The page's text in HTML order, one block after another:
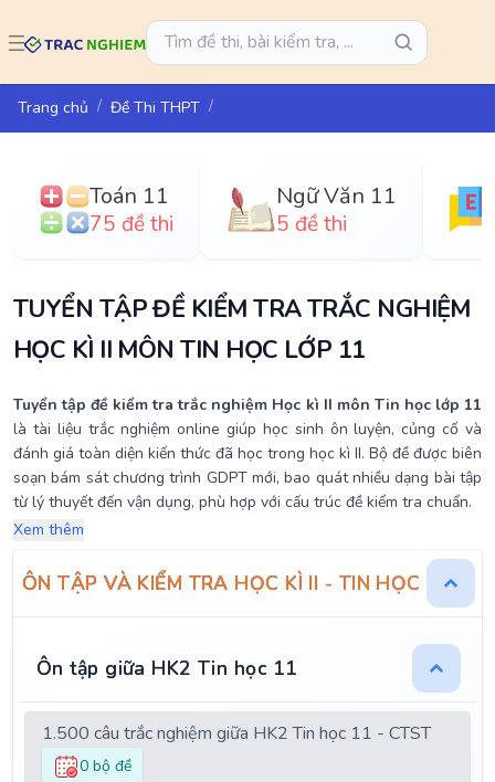
Trang chủ Đề Thi THPT
Toán 11
75 đề thi
Ngữ Văn 11
5 đề thi
TUYỂN TẬP ĐỀ KIỂM TRA TRẮC NGHIỆM
HỌC KÌ II MÔN TIN HỌC LỚP 11
Tuyển tập đề kiểm tra trắc nghiệm Học kì II môn Tin học lớp 11
là tài liệu trắc nghiệm online giúp học sinh ôn luyện, củng cố và
đánh giá toàn diện kiến thức đã học trong học kì II. Bộ đề được biên
soạn bám sát chương trình GDPT mới, bao quát nhiều dạng bài tập
từ lý thuyết đến vận dụng, phù hợp với cấu trúc đề kiểm tra chuẩn.
Xem thêm
ÔN TẬP VÀ KIỂM TRA HỌC KÌ II - TIN HỌC 11
Ôn tập giữa HK2 Tin học 11
1.500 câu trắc nghiệm giữa HK2 Tin học 11 - CTST
0 bộ đề